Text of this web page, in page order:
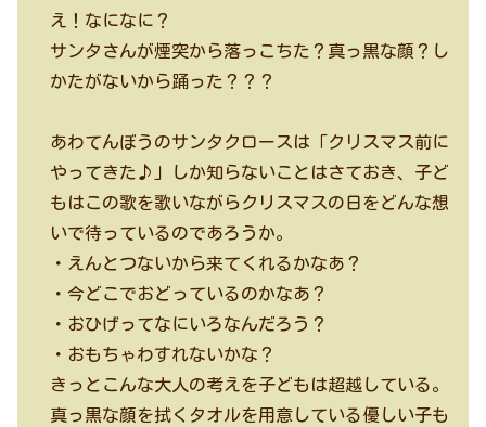
え！なになに？
​​​​​​サンタさんが煙突から落っこちた？真っ黒な顔？し
かたがないから踊った？？？
あわてんぼうのサンタクロースは「クリスマス前に
やってきた♪」しか知らないことはさておき、子ど
もはこの歌を歌いながらクリスマスの日をどんな想
いで待っているのであろうか。
・えんとつないから来てくれるかなあ？
・今どこでおどっているのかなあ？
・おひげってなにいろなんだろう？
・おもちゃわすれないかな？
きっとこんな大人の考えを子どもは超越している。
真っ黒な顔を拭くタオルを用意している優しい子も